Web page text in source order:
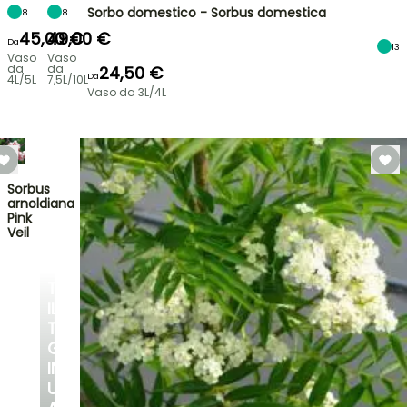
TRASFORMA
TUO
GIARDINO
IN
UN
8
Da45,00 €
Vaso
da
4L/5L
8
49,00 €
Vaso
da
7,5L/10L
Sorbo domestico - Sorbus domestica
13
Da24,50 €
Vaso da 3L/4L
Sorbus
arnoldiana
Pink
Veil